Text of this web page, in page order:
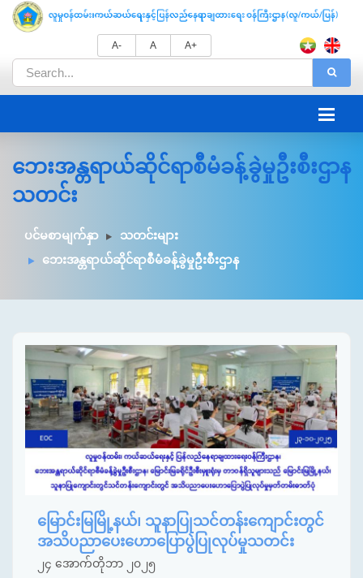
A- A A+
ဘေးအန္တရာယ်ဆိုင်ရာစီမံခန့်ခွဲမှုဦးစီးဌာန
သတင်း
ပင်မစာမျက်နှာ
သတင်းများ
ဘေးအန္တရာယ်ဆိုင်ရာစီမံခန့်ခွဲမှုဦးစီးဌာန
မြောင်းမြမြို့နယ်၊ သူနာပြုသင်တန်းကျောင်းတွင်
အသိပညာပေးဟောပြောပွဲပြုလုပ်မှုသတင်း
၂၄ အောက်တိုဘာ ၂၀၂၅